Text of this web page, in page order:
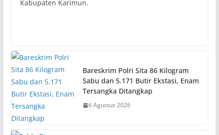
Kabupaten Karimun.
Bareskrim Polri Sita 86 Kilogram
Sabu dan 5.171 Butir Ekstasi, Enam
Tersangka Ditangkap
6 Agustus 2026